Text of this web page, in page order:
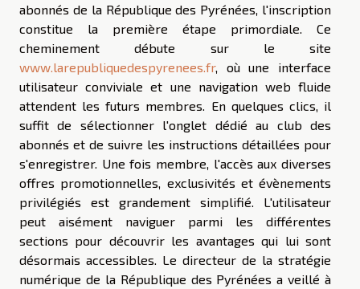
abonnés de la République des Pyrénées, l'inscription
constitue la première étape primordiale. Ce
cheminement débute sur le site
www.larepubliquedespyrenees.fr, où une interface
utilisateur conviviale et une navigation web fluide
attendent les futurs membres. En quelques clics, il
suffit de sélectionner l'onglet dédié au club des
abonnés et de suivre les instructions détaillées pour
s'enregistrer. Une fois membre, l'accès aux diverses
offres promotionnelles, exclusivités et évènements
privilégiés est grandement simplifié. L'utilisateur
peut aisément naviguer parmi les différentes
sections pour découvrir les avantages qui lui sont
désormais accessibles. Le directeur de la stratégie
numérique de la République des Pyrénées a veillé à